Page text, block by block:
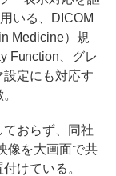
いる、DICOM
Medicine）規
Function、グレ
定にも対応す
おらず、同社
像を大画面で共
けている。